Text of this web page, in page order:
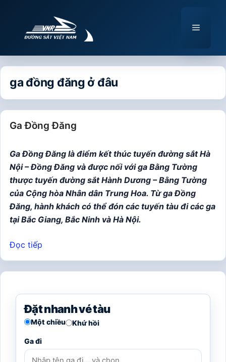
Menu
ga đồng đăng ở đâu
Ga Đồng Đăng
Ga Đồng Đăng là điểm kết thúc tuyến đường sắt Hà
Nội – Đồng Đăng và được nối với ga Bằng Tường
thược tuyến đường sắt Hành Dương – Bằng Tường
của Cộng hòa Nhân dân Trung Hoa. Từ ga Đồng
Đăng, hành khách có thể đón các tuyến tàu đi các ga
tại Bắc Giang, Bắc Ninh và Hà Nội.
Đọc tiếp
Đặt nhanh vé tàu
Một chiều Khứ hồi
Ga đi